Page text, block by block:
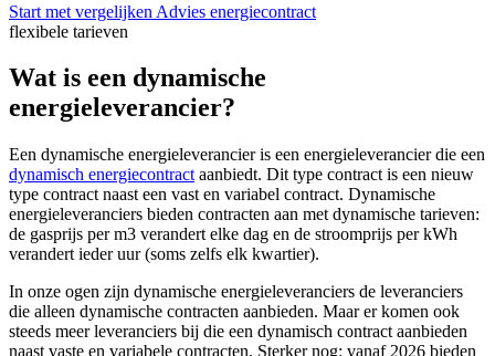
Start met vergelijken Advies energiecontract
flexibele tarieven
Wat is een dynamische
energieleverancier?
Een dynamische energieleverancier is een energieleverancier die een
dynamisch energiecontract aanbiedt. Dit type contract is een nieuw
type contract naast een vast en variabel contract. Dynamische
energieleveranciers bieden contracten aan met dynamische tarieven:
de gasprijs per m3 verandert elke dag en de stroomprijs per kWh
verandert ieder uur (soms zelfs elk kwartier).
In onze ogen zijn dynamische energieleveranciers de leveranciers
die alleen dynamische contracten aanbieden. Maar er komen ook
steeds meer leveranciers bij die een dynamisch contract aanbieden
naast vaste en variabele contracten. Sterker nog: vanaf 2026 bieden